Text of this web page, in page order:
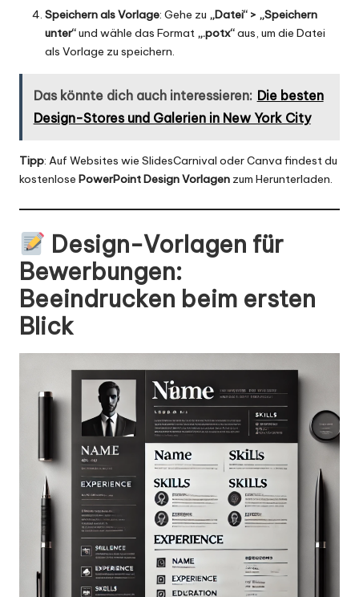
Speichern als Vorlage: Gehe zu „Datei“ > „Speichern
unter“und wähle das Format „.potx“aus, um die Datei
als Vorlage zu speichern.
Das könnte dich auch interessieren: Die besten
Design-Stores und Galerien in New York City
Tipp: Auf Websites wie SlidesCarnival oderCanva findest du
kostenlose PowerPoint Design Vorlagen zum Herunterladen.
Design-Vorlagen für
Bewerbungen:
Beeindrucken beim ersten
Blick